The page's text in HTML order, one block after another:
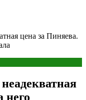
цена за Пиняева.
него